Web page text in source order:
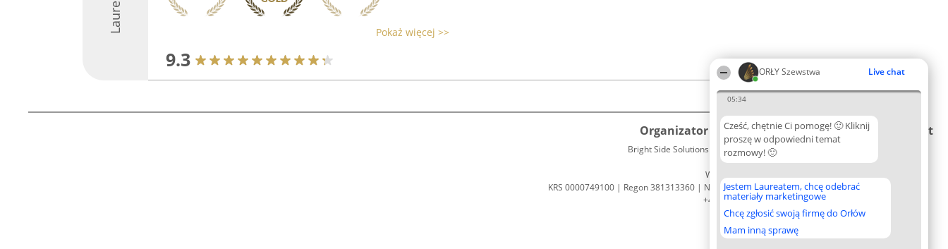
ORŁY Szewstwa Live chat
05:34
Cześć, chętnie Ci pomogę! 🙂 Kliknij
proszę w odpowiedni temat
rozmowy! 🙂
Jestem Laureatem, chcę odebrać
materiały marketingowe
Chcę zgłosić swoją firmę do Orłów
Mam inną sprawę
Pokaż więcej >>
9.3
Organizator plebiscytu
Bright Side Solutions sp. z o. o. sp. k.
ul. Ruska 22
Wrocław 50-079
KRS 0000749100 | Regon 381313360 | NIP 8943132676
+48 508 492 400
Plebiscyt
Lista
Laureatów
Zasady
Regulamin
Prywatności
Kontakt